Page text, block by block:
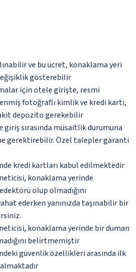
ve bu ücret, konaklama yeri
gösterebilir
için otele girişte, resmi
fotoğraflı kimlik ve kredi kartı,
depozito gerekebilir
sırasında müsaitlik durumuna
gerektirebilir. Özel talepler garanti
kredi kartları kabul edilmektedir
konaklama yerinde
olup olmadığını
ederken yanınızda taşınabilir bir
konaklama yerinde bir duman
belirtmemiştir
güvenlik özellikleri arasında ilk